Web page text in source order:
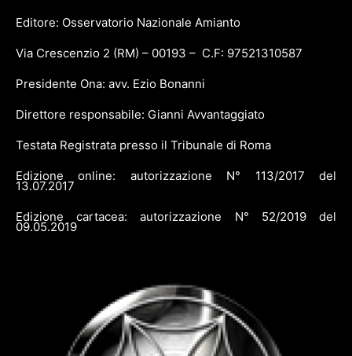
Editore: Osservatorio Nazionale Amianto
Via Crescenzio 2 (RM) – 00193 – C.F: 97521310587
Presidente Ona: avv. Ezio Bonanni
Direttore responsabile: Gianni Avvantaggiato
Testata Registrata presso il Tribunale di Roma
Edizione online: autorizzazione N° 113/2017 del
13.07.2017
Edizione cartacea: autorizzazione N° 52/2019 del
09.05.2019